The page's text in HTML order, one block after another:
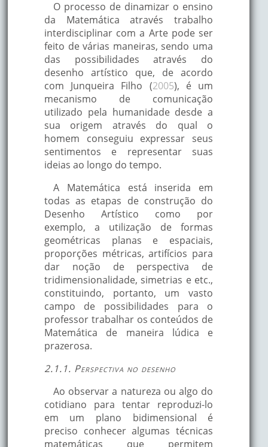
O processo de dinamizar o ensino
da Matemática através trabalho
interdisciplinar com a Arte pode ser
feito de várias maneiras, sendo uma
das possibilidades através do
desenho artístico que, de acordo
com Junqueira Filho (2005), é um
mecanismo de comunicação
utilizado pela humanidade desde a
sua origem através do qual o
homem conseguiu expressar seus
sentimentos e representar suas
ideias ao longo do tempo.
A Matemática está inserida em
todas as etapas de construção do
Desenho Artístico como por
exemplo, a utilização de formas
geométricas planas e espaciais,
proporções métricas, artifícios para
dar noção de perspectiva de
tridimensionalidade, simetrias e etc.,
constituindo, portanto, um vasto
campo de possibilidades para o
professor trabalhar os conteúdos de
Matemática de maneira lúdica e
prazerosa.
2.1.1. Perspectiva no desenho
Ao observar a natureza ou algo do
cotidiano para tentar reproduzi-lo
em um plano bidimensional é
preciso conhecer algumas técnicas
matemáticas que permitem